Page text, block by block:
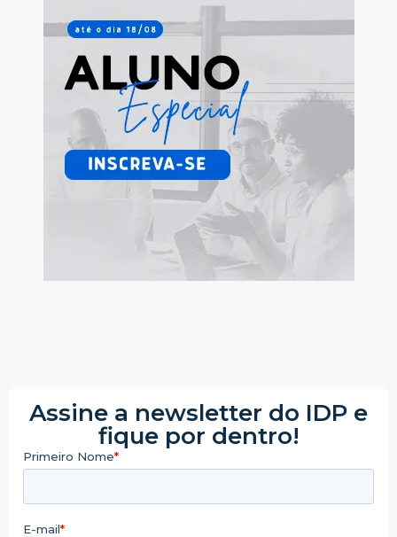
Assine a newsletter do IDP e
fique por dentro!